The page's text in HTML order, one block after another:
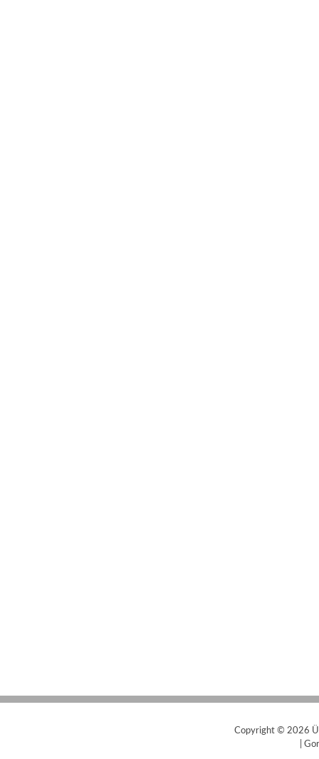
Copyright © 2026